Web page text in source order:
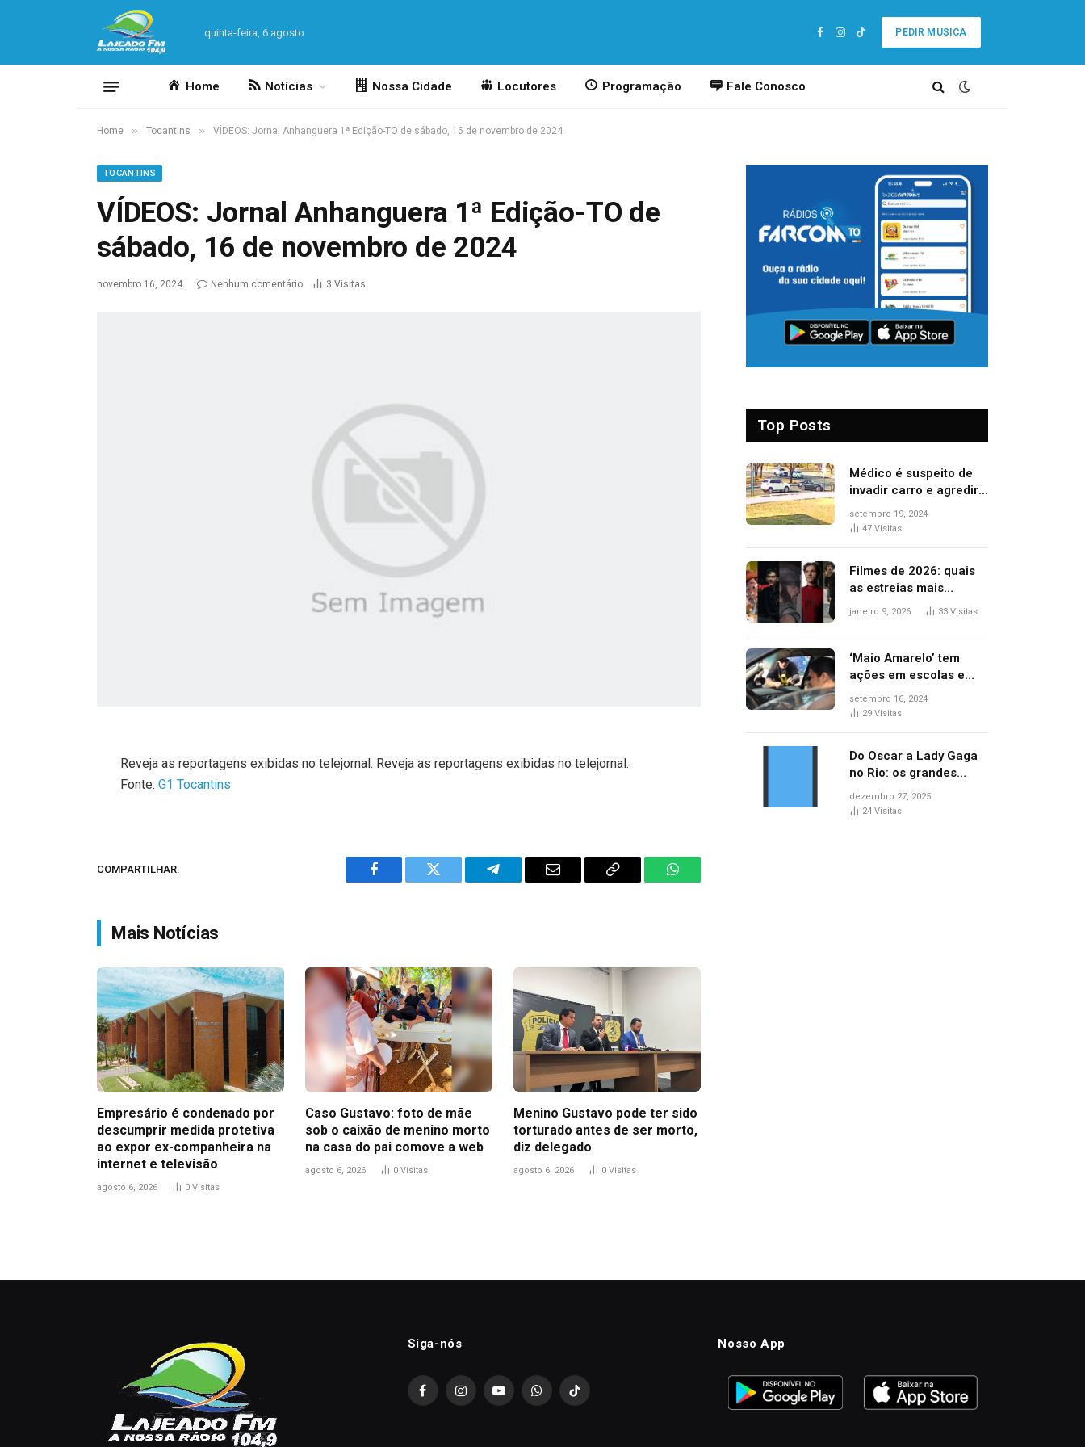
quinta-feira, 6 agosto
Facebook
Instagram
TikTok
PEDIR MÚSICA
Home Notícias Nossa Cidade Locutores Programação Fale Conosco
Home » Tocantins » VÍDEOS: Jornal Anhanguera 1ª Edição-TO de sábado, 16 de novembro de 2024
TOCANTINS
VÍDEOS: Jornal Anhanguera 1ª Edição-TO de
sábado, 16 de novembro de 2024
novembro 16, 2024 Nenhum comentário 3 Visitas
Reveja as reportagens exibidas no telejornal. Reveja as reportagens exibidas no telejornal.
Fonte:G1 Tocantins
COMPARTILHAR.
Facebook Twitter Telegram Email
Copy
WhatsApp
Mais Notícias
Empresário é condenado por
descumprir medida protetiva
ao expor ex-companheira na
internet e televisão
agosto 6, 2026 0 Visitas
Caso Gustavo: foto de mãe
sob o caixão de menino morto
na casa do pai comove a web
agosto 6, 2026 0 Visitas
Menino Gustavo pode ter sido
torturado antes de ser morto,
diz delegado
agosto 6, 2026 0 Visitas
Top Posts
Médico é suspeito de
invadir carro e agredir
delegado aposentado
durante confusão no
setembro 19, 2024
47 Visitas
Filmes de 2026: quais
as estreias mais
aguardadas do ano?
janeiro 9, 2026 33 Visitas
‘Maio Amarelo’ tem
ações em escolas e
ruas para prevenir
acidentes no trânsito
setembro 16, 2024
29 Visitas
Do Oscar a Lady Gaga
no Rio: os grandes
marcos da cultura em
2025
dezembro 27, 2025
24 Visitas
Siga-nós
FacebookInstagramYouTubeWhatsAppTikTok
Nosso App